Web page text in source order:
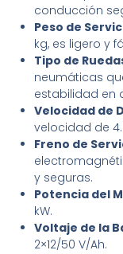
conducción
Peso de
kg, es ligero y
Tipo de
neumáticas
estabilidad en
Velocidad de
velocidad de
Freno de
y seguras.
Potencia del
kW.
Voltaje de la
2×12/50 V/Ah.